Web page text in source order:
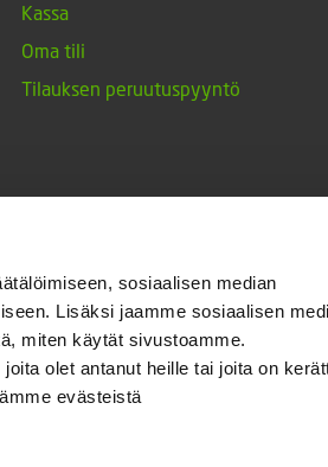
sosiaalisen median
Lisäksi jaamme sosiaalisen
miten käytät sivustoamme.
olet antanut heille tai joita on
evästeistä
Kassa
Oma tili
Tilauksen peruutuspyyntö